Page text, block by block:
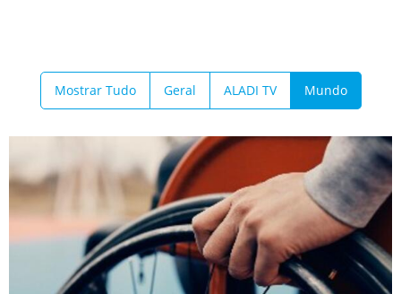
Mostrar Tudo Geral ALADI TV Mundo